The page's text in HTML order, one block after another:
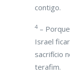
contigo.
4 –
Israel
sacrifício
terafim.